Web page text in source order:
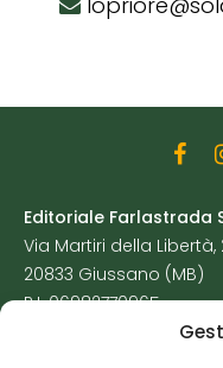
Editoriale Farlastrada
Via Martiri della Libertà,
20833 Giussano (MB)
P.I. 06982770965